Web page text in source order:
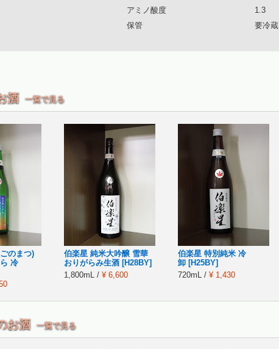
アミノ酸度
1.3
保管
要冷蔵
酒 一覧で見る
のまつ)
冷
伯楽星 純米大吟醸 雪華
おりがらみ生酒 [H28BY]
1,800mL / ¥ 6,600
伯楽星 特別純米 冷
卸 [H25BY]
720mL / ¥ 1,430
お酒 一覧で見る